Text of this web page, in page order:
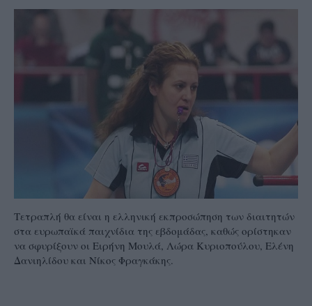
Τετραπλή θα είναι η ελληνική εκπροσώπηση των διαιτητών
στα ευρωπαϊκά παιχνίδια της εβδομάδας, καθώς ορίστηκαν
να σφυρίξουν οι Ειρήνη Μουλά, Λώρα Κυριοπούλου, Ελένη
Δανιηλίδου και Νίκος Φραγκάκης.